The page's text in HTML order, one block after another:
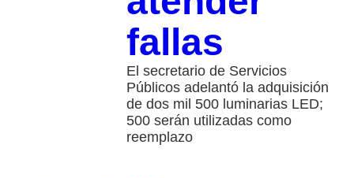
fallas
El secretario de Servicios
Públicos adelantó la adquisición
de dos mil 500 luminarias LED;
500 serán utilizadas como
reemplazo